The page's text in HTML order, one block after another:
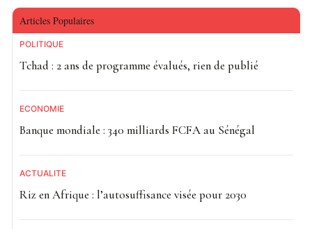
Articles Populaires
POLITIQUE
Tchad : 2 ans de programme évalués, rien de publié
ECONOMIE
Banque mondiale : 340 milliards FCFA au Sénégal
ACTUALITE
Riz en Afrique : l’autosuffisance visée pour 2030